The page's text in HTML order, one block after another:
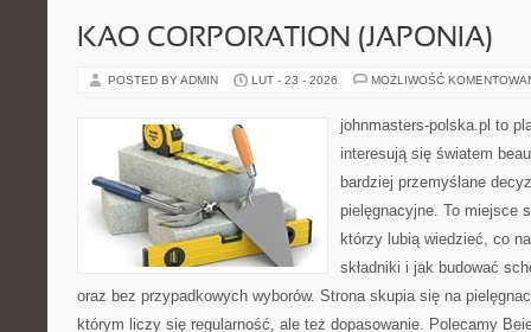
KAO CORPORATION (JAPONIA)
POSTED BY ADMIN LUT - 23 - 2026 MOŻLIWOŚĆ
johnmasters-polska.pl to
interesują się światem
bardziej przemyślane
pielęgnacyjne. To miejsce
którzy lubią wiedzieć, co
składniki i jak budować
oraz bez przypadkowych wyborów. Strona skupia się na
którym liczy się regularność, ale też dopasowanie. Polecamy